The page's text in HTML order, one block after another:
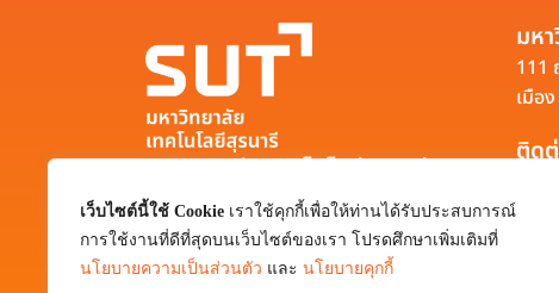
เว็บไซต์นี้ใช้ Cookie เราใช้คุกกี้เพื่อให้ท่านได้รับประสบการณ์
การใช้งานที่ดีที่สุดบนเว็บไซต์ของเรา โปรดศึกษาเพิ่มเติมที่
นโยบายความเป็นส่วนตัว และ นโยบายคุกกี้
มหาวิทยาลัยเทคโนโลยีสุรนารี
111 ถนนมหาวิทยาลัย ตำบลสุรนารี อำเภอ
เมือง จังหวัดนครราชสีมา 30000
0-4422-3000
มห
111
เมือ
ติด